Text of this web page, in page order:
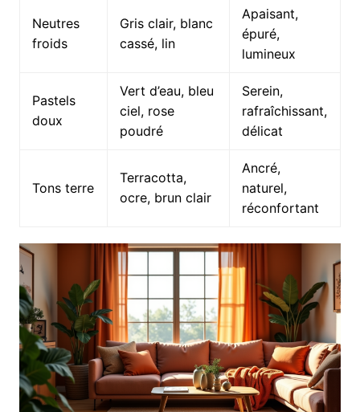
Neutres
froids
Gris clair, blanc
cassé, lin
Apaisant,
épuré,
lumineux
Pastels
doux
Vert d’eau, bleu
ciel, rose
poudré
Serein,
rafraîchissant,
délicat
Tons terre
Terracotta,
ocre, brun clair
Ancré,
naturel,
réconfortant